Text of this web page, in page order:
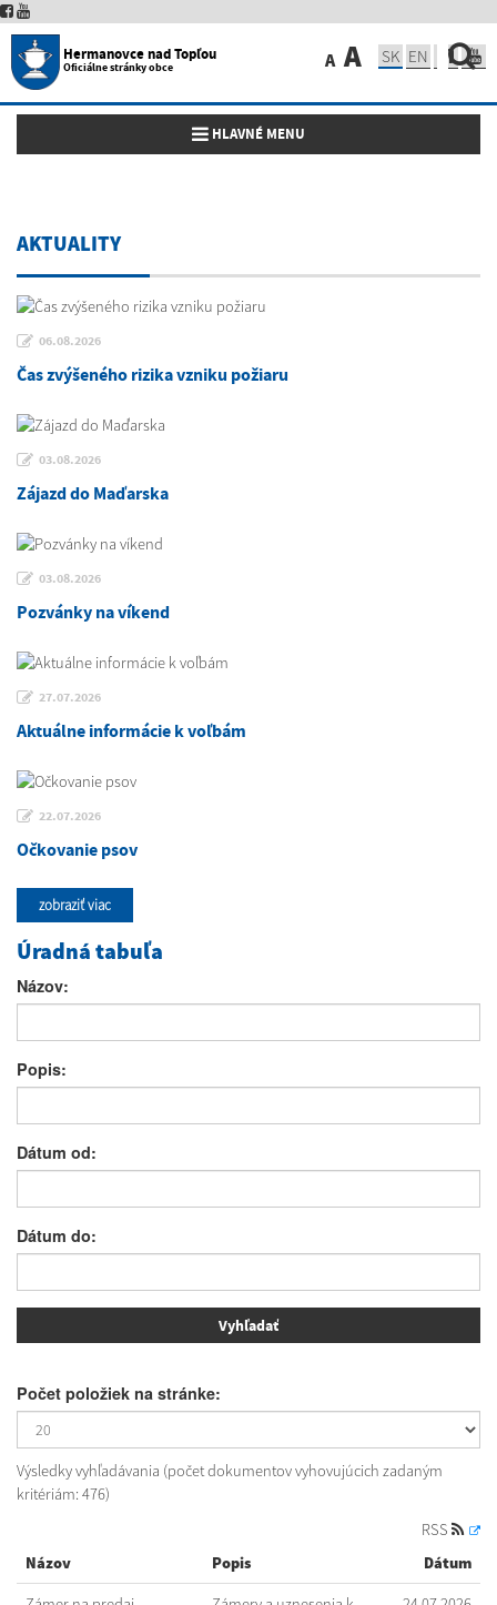
Hermanovce nad Topľou
Oficiálne stránky obce A A SK EN
Toggle navigation
HLAVNÉ MENU
AKTUALITY
06.08.2026
Čas zvýšeného rizika vzniku požiaru
03.08.2026
Zájazd do Maďarska
03.08.2026
Pozvánky na víkend
27.07.2026
Aktuálne informácie k voľbám
22.07.2026
Očkovanie psov
zobraziť viac
Úradná tabuľa
Názov:
Popis:
Dátum od:
Dátum do:
Počet položiek na stránke:
Výsledky vyhľadávania (počet dokumentov vyhovujúcich zadaným
kritériám: 476)
RSS
Názov
Popis Dátum